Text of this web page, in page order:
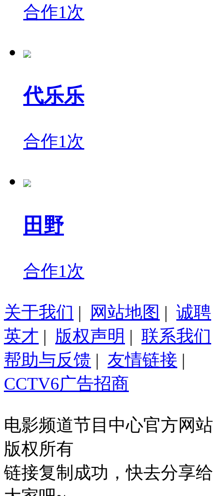
合作1次
代乐乐
合作1次
田野
合作1次
关于我们 | 网站地图 | 诚聘
英才 | 版权声明 | 联系我们
帮助与反馈 | 友情链接 |
CCTV6广告招商
电影频道节目中心官方网站
版权所有
链接复制成功，快去分享给